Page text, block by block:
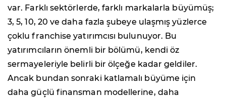
var. Farklı sektörlerde, farklı markalarla büyümüş;
3, 5, 10, 20 ve daha fazla şubeye ulaşmış yüzlerce
çoklu franchise yatırımcısı bulunuyor. Bu
yatırımcıların önemli bir bölümü, kendi öz
sermayeleriyle belirli bir ölçeğe kadar geldiler.
Ancak bundan sonraki katlamalı büyüme için
daha güçlü finansman modellerine, daha